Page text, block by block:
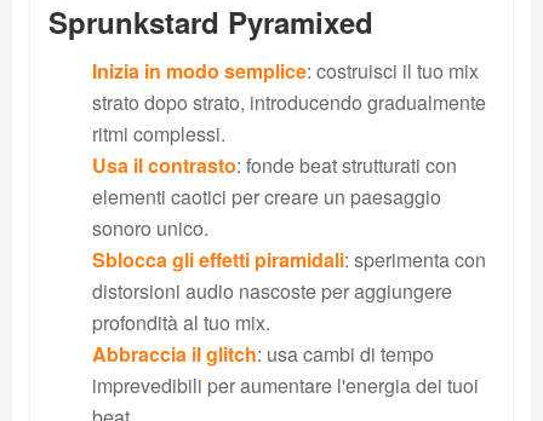
Sprunkstard Pyramixed
Inizia in modo semplice: costruisci il tuo mix
strato dopo strato, introducendo gradualmente
ritmi complessi.
Usa il contrasto: fonde beat strutturati con
elementi caotici per creare un paesaggio
sonoro unico.
Sblocca gli effetti piramidali: sperimenta con
distorsioni audio nascoste per aggiungere
profondità al tuo mix.
Abbraccia il glitch: usa cambi di tempo
imprevedibili per aumentare l'energia dei tuoi